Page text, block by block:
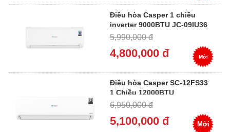
Điều hòa Casper 1 chiều
inverter 9000BTU JC-09IU36
5,990,000 đ
4,800,000 đ Mới
Điều hòa Casper SC-12FS33
1 Chiều 12000BTU
6,950,000 đ
5,100,000 đ Mới